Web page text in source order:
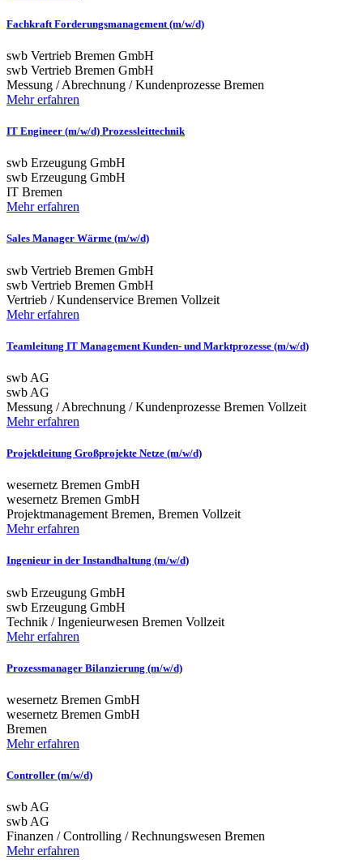
Fachkraft Forderungsmanagement (m/w/d)
swb Vertrieb Bremen GmbH
swb Vertrieb Bremen GmbH
Messung / Abrechnung / Kundenprozesse Bremen
Mehr erfahren
IT Engineer (m/w/d) Prozessleittechnik
swb Erzeugung GmbH
swb Erzeugung GmbH
IT Bremen
Mehr erfahren
Sales Manager Wärme (m/w/d)
swb Vertrieb Bremen GmbH
swb Vertrieb Bremen GmbH
Vertrieb / Kundenservice Bremen Vollzeit
Mehr erfahren
Teamleitung IT Management Kunden- und Marktprozesse (m/w/d)
swb AG
swb AG
Messung / Abrechnung / Kundenprozesse Bremen Vollzeit
Mehr erfahren
Projektleitung Großprojekte Netze (m/w/d)
wesernetz Bremen GmbH
wesernetz Bremen GmbH
Projektmanagement Bremen, Bremen Vollzeit
Mehr erfahren
Ingenieur in der Instandhaltung (m/w/d)
swb Erzeugung GmbH
swb Erzeugung GmbH
Technik / Ingenieurwesen Bremen Vollzeit
Mehr erfahren
Prozessmanager Bilanzierung (m/w/d)
wesernetz Bremen GmbH
wesernetz Bremen GmbH
Bremen
Mehr erfahren
Controller (m/w/d)
swb AG
swb AG
Finanzen / Controlling / Rechnungswesen Bremen
Mehr erfahren